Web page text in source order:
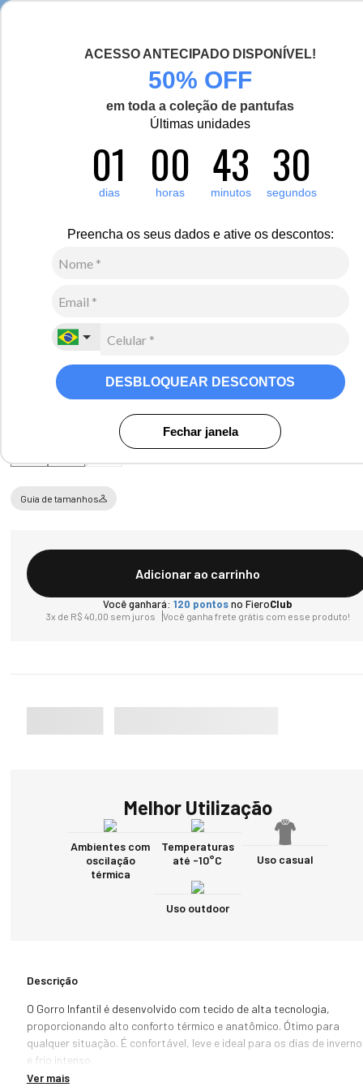
ACESSO ANTECIPADO DISPONÍVEL!
50% OFF
em toda a coleção de pantufas
Últimas unidades
01
dias 00
horas 43
minutos 30
segundos
Preencha os seus dados e ative os descontos:
DESBLOQUEAR DESCONTOS
Fechar janela
Avaliações
Gorro Infantil de fleece térmico para neve e inverno
Ver Parcelas
Preto
Guia de tamanhos
Adicionar ao carrinho
Você ganhará: 120 pontosno FieroClub
3x de R$ 40,00 sem juros Você ganha frete grátis com esse produto!
Melhor Utilização
Ambientes com
oscilação
térmica
Temperaturas
até -10°C
Uso casual
Uso outdoor
Descrição
O Gorro Infantil é desenvolvido com tecido de alta tecnologia,
proporcionando alto conforto térmico e anatômico. Ótimo para
qualquer situação. É confortável, leve e ideal para os dias de inverno
e frio intenso.
Ver mais